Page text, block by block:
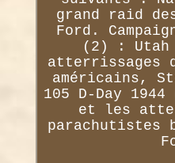
grand raid des
Ford.
(2) : Utah
atterrissages
américains,
105 D-Day
et les
parachutistes